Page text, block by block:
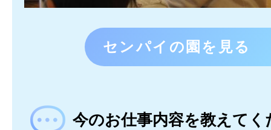
センパイの園を見る
今のお仕事内容を教えてく